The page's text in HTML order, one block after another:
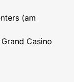
(am
Casino